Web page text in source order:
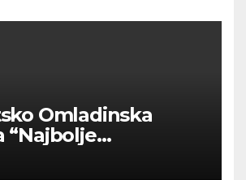
Omladinska
“Najbolje